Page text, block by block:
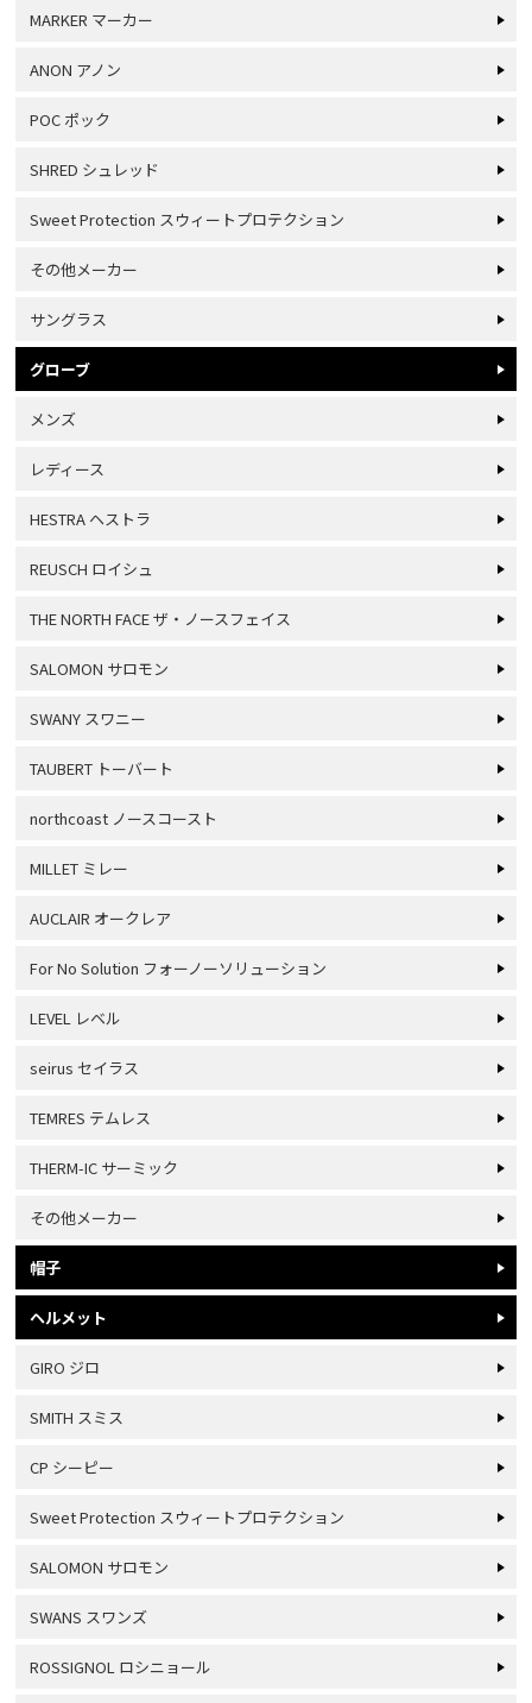
MARKER マーカー
ANON アノン
POC ポック
SHRED シュレッド
Sweet Protection スウィートプロテクション
その他メーカー
サングラス
グローブ
メンズ
レディース
HESTRA ヘストラ
REUSCH ロイシュ
THE NORTH FACE ザ・ノースフェイス
SALOMON サロモン
SWANY スワニー
TAUBERT トーバート
northcoast ノースコースト
MILLET ミレー
AUCLAIR オークレア
For No Solution フォーノーソリューション
LEVEL レベル
seirus セイラス
TEMRES テムレス
THERM-IC サーミック
その他メーカー
帽子
ヘルメット
GIRO ジロ
SMITH スミス
CP シーピー
Sweet Protection スウィートプロテクション
SALOMON サロモン
SWANS スワンズ
ROSSIGNOL ロシニョール